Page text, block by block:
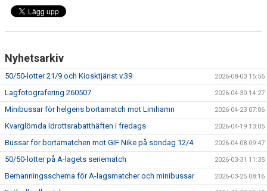
Nyhetsarkiv
50/50-lotter 21/9 och Kiosktjänst v.39 2026-08-03 15:56
Lagfotografering 260507 2026-04-30 14:27
Minibussar för helgens bortamatch mot Limhamn 2026-04-23 07:06
Kvarglömda Idrottsrabatthäften i fredags 2026-04-19 13:05
Bussar för bortamatchen mot GIF Nike på söndag 12/4 2026-04-08 09:47
50/50-lotter på A-lagets seriematch 2026-03-31 11:35
Bemanningsschema för A-lagsmatcher och minibussar 2026-03-25 08:16